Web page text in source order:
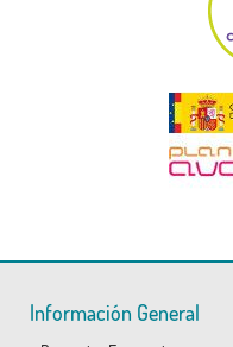
Información General